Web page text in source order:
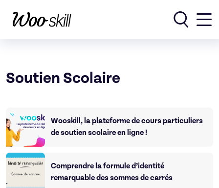
Soutien Scolaire
Wooskill, la plateforme de cours particuliers
de soutien scolaire en ligne !
Comprendre la formule d’identité
remarquable des sommes de carrés